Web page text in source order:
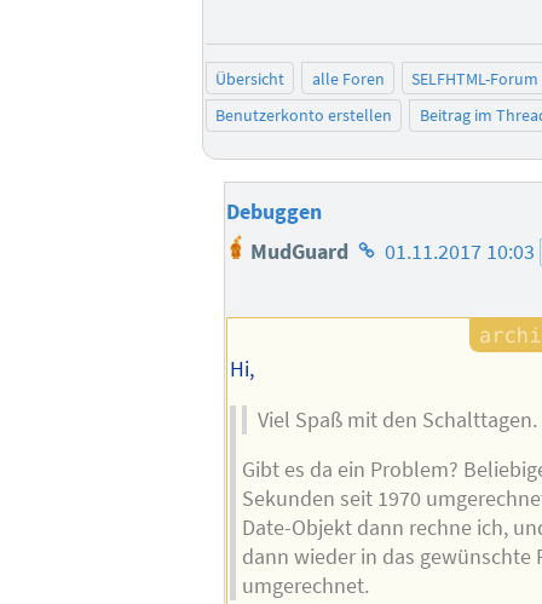
Übersicht alle Foren
SELFHTML-Forum
Benutzerkonto erstellen
Beitrag im
Debuggen
MudGuard Homepage
Autors
01.11.2017 10:03
Hi,
Viel Spaß mit den Schalttagen.
Gibt es da ein Problem?
Sekunden seit 1970
Date-Objekt dann rechne ich,
dann wieder in das gewünschte
umgerechnet.